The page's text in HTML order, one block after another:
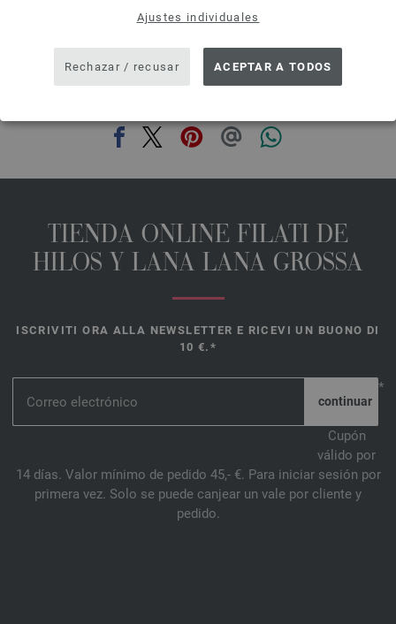
Ajustes individuales
Rechazar / recusar ACEPTAR A TODOS
TIENDA ONLINE FILATI DE
HILOS Y LANA LANA GROSSA
ISCRIVITI ORA ALLA NEWSLETTER E RICEVI UN BUONO DI
10 €.*
*
Cupón
válido por
14 días. Valor mínimo de pedido 45,- €. Para iniciar sesión por
primera vez. Solo se puede canjear un vale por cliente y
pedido.